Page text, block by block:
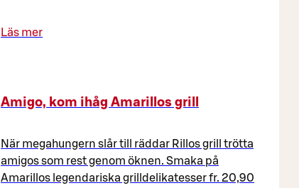
Läs mer
Amigo, kom ihåg Amarillos grill
När megahungern slår till räddar Rillos grill trötta
amigos som rest genom öknen. Smaka på
Amarillos legendariska grilldelikatesser fr. 20,90